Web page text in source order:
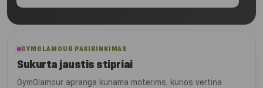
GYMGLAMOUR PASIRINKIMAS
Sukurta jaustis stipriai
GymGlamour apranga kuriama moterims, kurios vertina